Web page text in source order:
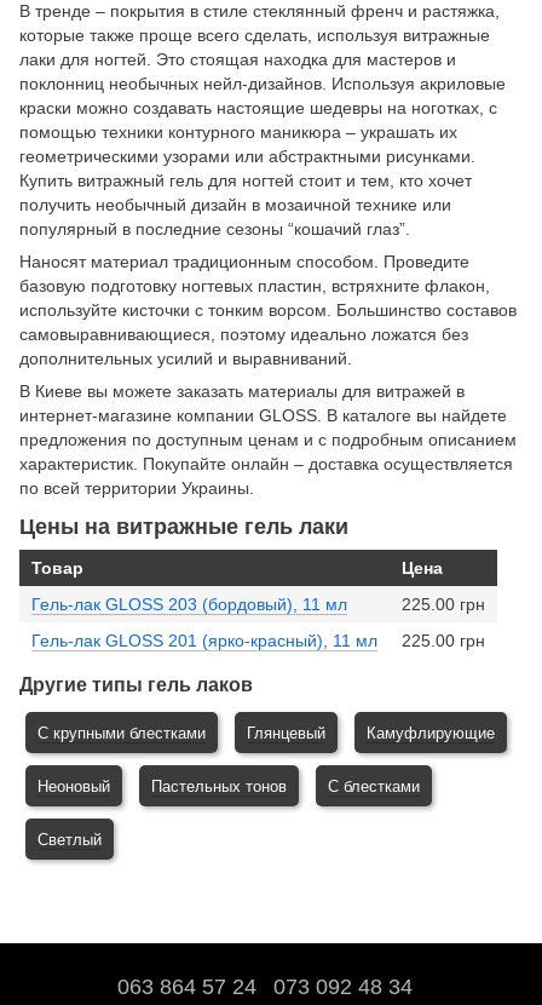
В тренде – покрытия в стиле стеклянный френч и растяжка,
которые также проще всего сделать, используя витражные
лаки для ногтей. Это стоящая находка для мастеров и
поклонниц необычных нейл-дизайнов. Используя акриловые
краски можно создавать настоящие шедевры на ноготках, с
помощью техники контурного маникюра – украшать их
геометрическими узорами или абстрактными рисунками.
Купить витражный гель для ногтей стоит и тем, кто хочет
получить необычный дизайн в мозаичной технике или
популярный в последние сезоны “кошачий глаз”.
Наносят материал традиционным способом. Проведите
базовую подготовку ногтевых пластин, встряхните флакон,
используйте кисточки с тонким ворсом. Большинство составов
самовыравнивающиеся, поэтому идеально ложатся без
дополнительных усилий и выравниваний.
В Киеве вы можете заказать материалы для витражей в
интернет-магазине компании GLOSS. В каталоге вы найдете
предложения по доступным ценам и с подробным описанием
характеристик. Покупайте онлайн – доставка осуществляется
по всей территории Украины.
Цены на витражные гель лаки
Товар
Цена
Гель-лак GLOSS 203 (бордовый), 11 мл
225.00 грн
Гель-лак GLOSS 201 (ярко-красный), 11 мл
225.00 грн
Другие типы гель лаков
С крупными блестками Глянцевый Камуфлирующие
Неоновый Пастельных тонов С блестками
Светлый
063 864 57 24 073 092 48 34